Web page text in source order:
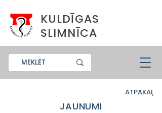
KULDĪGAS
SLIMNĪCA
ATPAKAĻ
JAUNUMI